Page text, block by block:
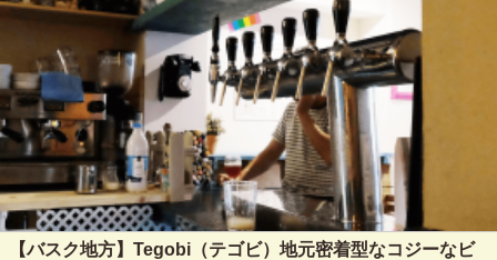
【バスク地方】Tegobi（テゴビ）地元密着型なコジーなビ